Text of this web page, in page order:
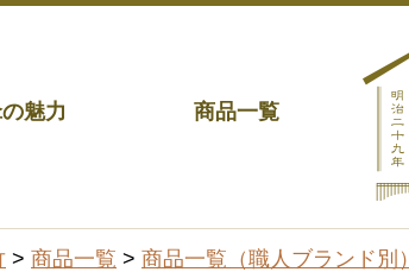
魅力 商品一覧
> 商品一覧 > 商品一覧（職人ブランド別）